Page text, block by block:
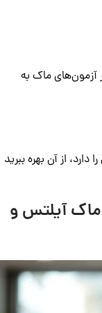
آزمون‌های ماک به
دارد، از آن بهره ببرید
ماک آیلتس و